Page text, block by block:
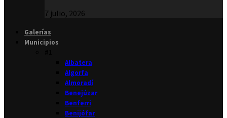
7 julio, 2026
Galerías
Municipios
Albatera
Algorfa
Almoradí
Benejúzar
Benferri
Benijófar